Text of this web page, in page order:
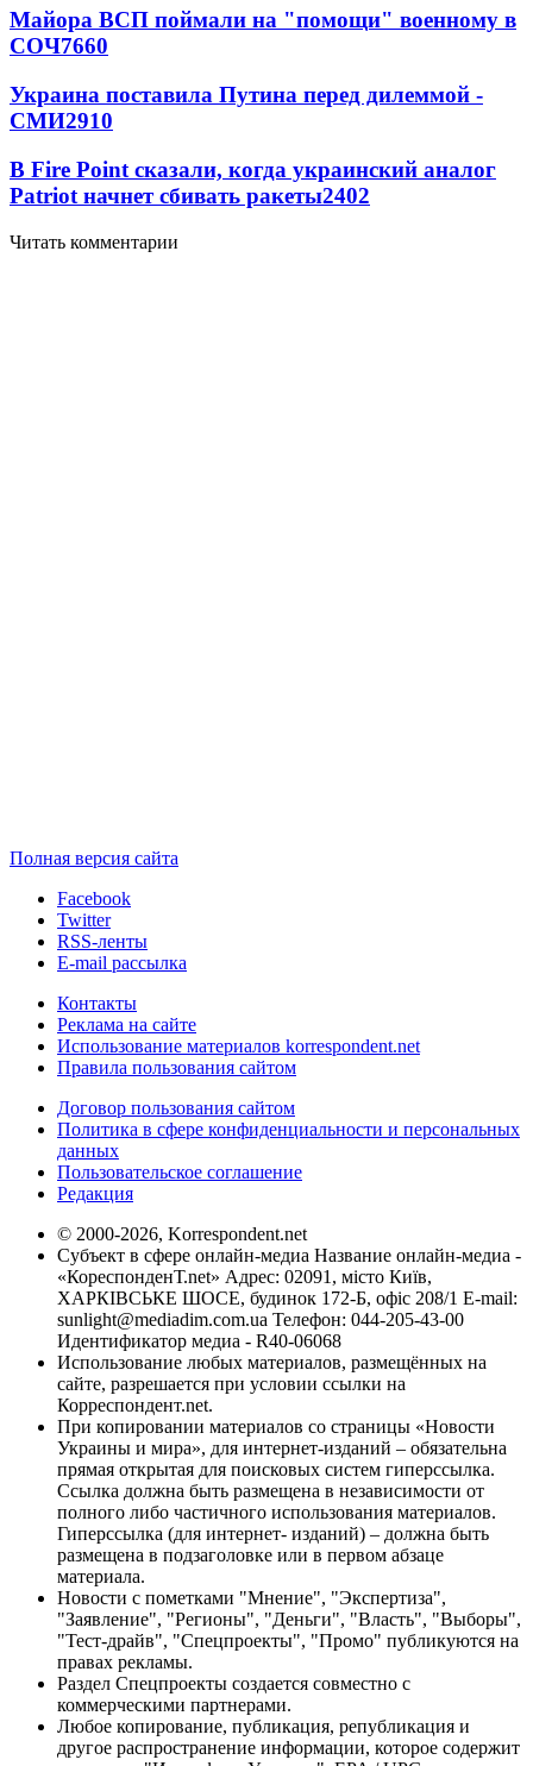
Майора ВСП поймали на "помощи" военному в
СОЧ7660
Украина поставила Путина перед дилеммой -
СМИ2910
В Fire Point сказали, когда украинский аналог
Patriot начнет сбивать ракеты2402
Читать комментарии
Полная версия сайта
Facebook
Twitter
RSS-ленты
E-mail рассылка
Контакты
Реклама на сайте
Использование материалов korrespondent.net
Правила пользования сайтом
Договор пользования сайтом
Политика в сфере конфиденциальности и персональных
данных
Пользовательское соглашение
Редакция
© 2000-2026, Korrespondent.net
Субъект в сфере онлайн-медиа Название онлайн-медиа -
«КореспонденТ.net» Адрес: 02091, місто Київ,
ХАРКІВСЬКЕ ШОСЕ, будинок 172-Б, офіс 208/1 E-mail:
sunlight@mediadim.com.ua Телефон: 044-205-43-00
Идентификатор медиа - R40-06068
Использование любых материалов, размещённых на
сайте, разрешается при условии ссылки на
Корреспондент.net.
При копировании материалов со страницы «Новости
Украины и мира», для интернет-изданий – обязательна
прямая открытая для поисковых систем гиперссылка.
Ссылка должна быть размещена в независимости от
полного либо частичного использования материалов.
Гиперссылка (для интернет- изданий) – должна быть
размещена в подзаголовке или в первом абзаце
материала.
Новости с пометками "Мнение", "Экспертиза",
"Заявление", "Регионы", "Деньги", "Власть", "Выборы",
"Тест-драйв", "Спецпроекты", "Промо" публикуются на
правах рекламы.
Раздел Спецпроекты создается совместно с
коммерческими партнерами.
Любое копирование, публикация, републикация и
другое распространение информации, которое содержит